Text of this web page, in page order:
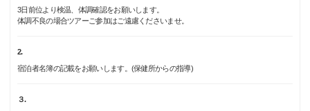
3日前位より検温、体調確認をお願いします。
体調不良の場合ツアーご参加はご遠慮くださいませ。
2.
宿泊者名簿の記載をお願いします。(保健所からの指導)
３.